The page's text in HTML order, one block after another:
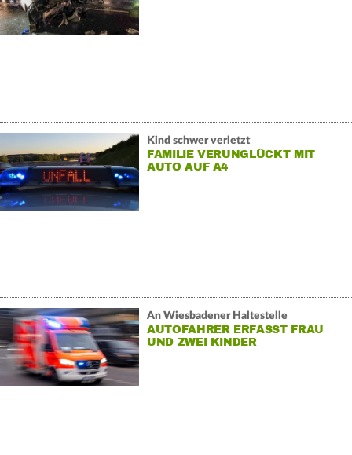
Kind schwer verletzt
FAMILIE VERUNGLÜCKT MIT
AUTO AUF A4
An Wiesbadener Haltestelle
AUTOFAHRER ERFASST FRAU
UND ZWEI KINDER